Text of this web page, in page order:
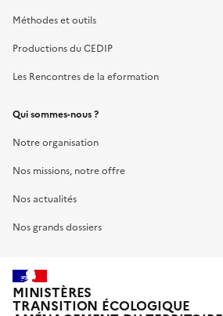
Méthodes et outils
Productions du CEDIP
Les Rencontres de la eformation
Qui sommes-nous ?
Notre organisation
Nos missions, notre offre
Nos actualités
Nos grands dossiers
MINISTÈRES
TRANSITION ÉCOLOGIQUE